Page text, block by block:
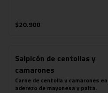
$20.900
Salpicón de centollas y
camarones
Carne de centolla y camarones en
aderezo de mayonesa y palta.